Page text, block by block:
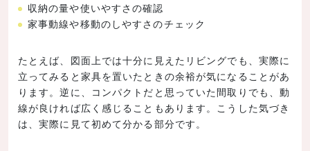
収納の量や使いやすさの確認
家事動線や移動のしやすさのチェック
たとえば、図面上では十分に見えたリビングでも、実際に
立ってみると家具を置いたときの余裕が気になることがあ
ります。逆に、コンパクトだと思っていた間取りでも、動
線が良ければ広く感じることもあります。こうした気づき
は、実際に見て初めて分かる部分です。